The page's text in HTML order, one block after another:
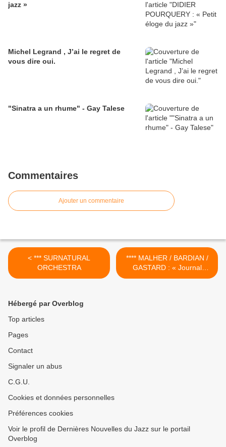
jazz »
Michel Legrand , J’ai le regret de
vous dire oui.
"Sinatra a un rhume" - Gay Talese
Commentaires
Ajouter un commentaire
< *** SURNATURAL
ORCHESTRA
**** MALHER / BARDIAN /
GASTARD : « Journal
intime » >
Hébergé par Overblog
Top articles
Pages
Contact
Signaler un abus
C.G.U.
Cookies et données personnelles
Préférences cookies
Voir le profil de Dernières Nouvelles du Jazz sur le portail
Overblog